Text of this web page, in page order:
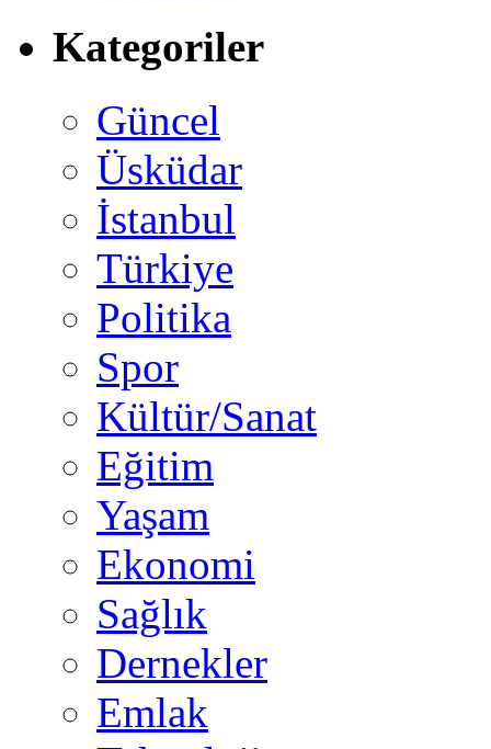
Kategoriler
Güncel
Üsküdar
İstanbul
Türkiye
Politika
Spor
Kültür/Sanat
Eğitim
Yaşam
Ekonomi
Sağlık
Dernekler
Emlak